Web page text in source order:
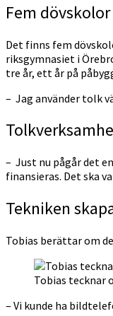
Fem dövskolor
Det finns fem
riksgymnasiet i
tre år, ett år på
– Jag använder tolk
– Just nu pågår det
finansieras. Det ska
Tekniken
Tobias berättar om
Tobias tecknar
– Vi kunde ha